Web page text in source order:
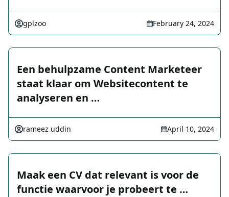
gplzoo February 24, 2024
Een behulpzame Content Marketeer
staat klaar om Websitecontent te
analyseren en …
rameez uddin April 10, 2024
Maak een CV dat relevant is voor de
functie waarvoor je probeert te …